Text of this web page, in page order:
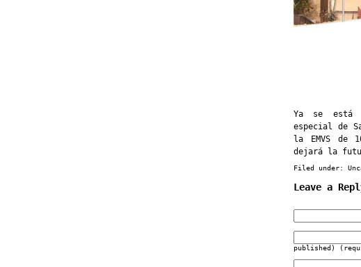
Ya se está
especial de
la EMVS de
dejará la
Filed under:
Leave a
published)